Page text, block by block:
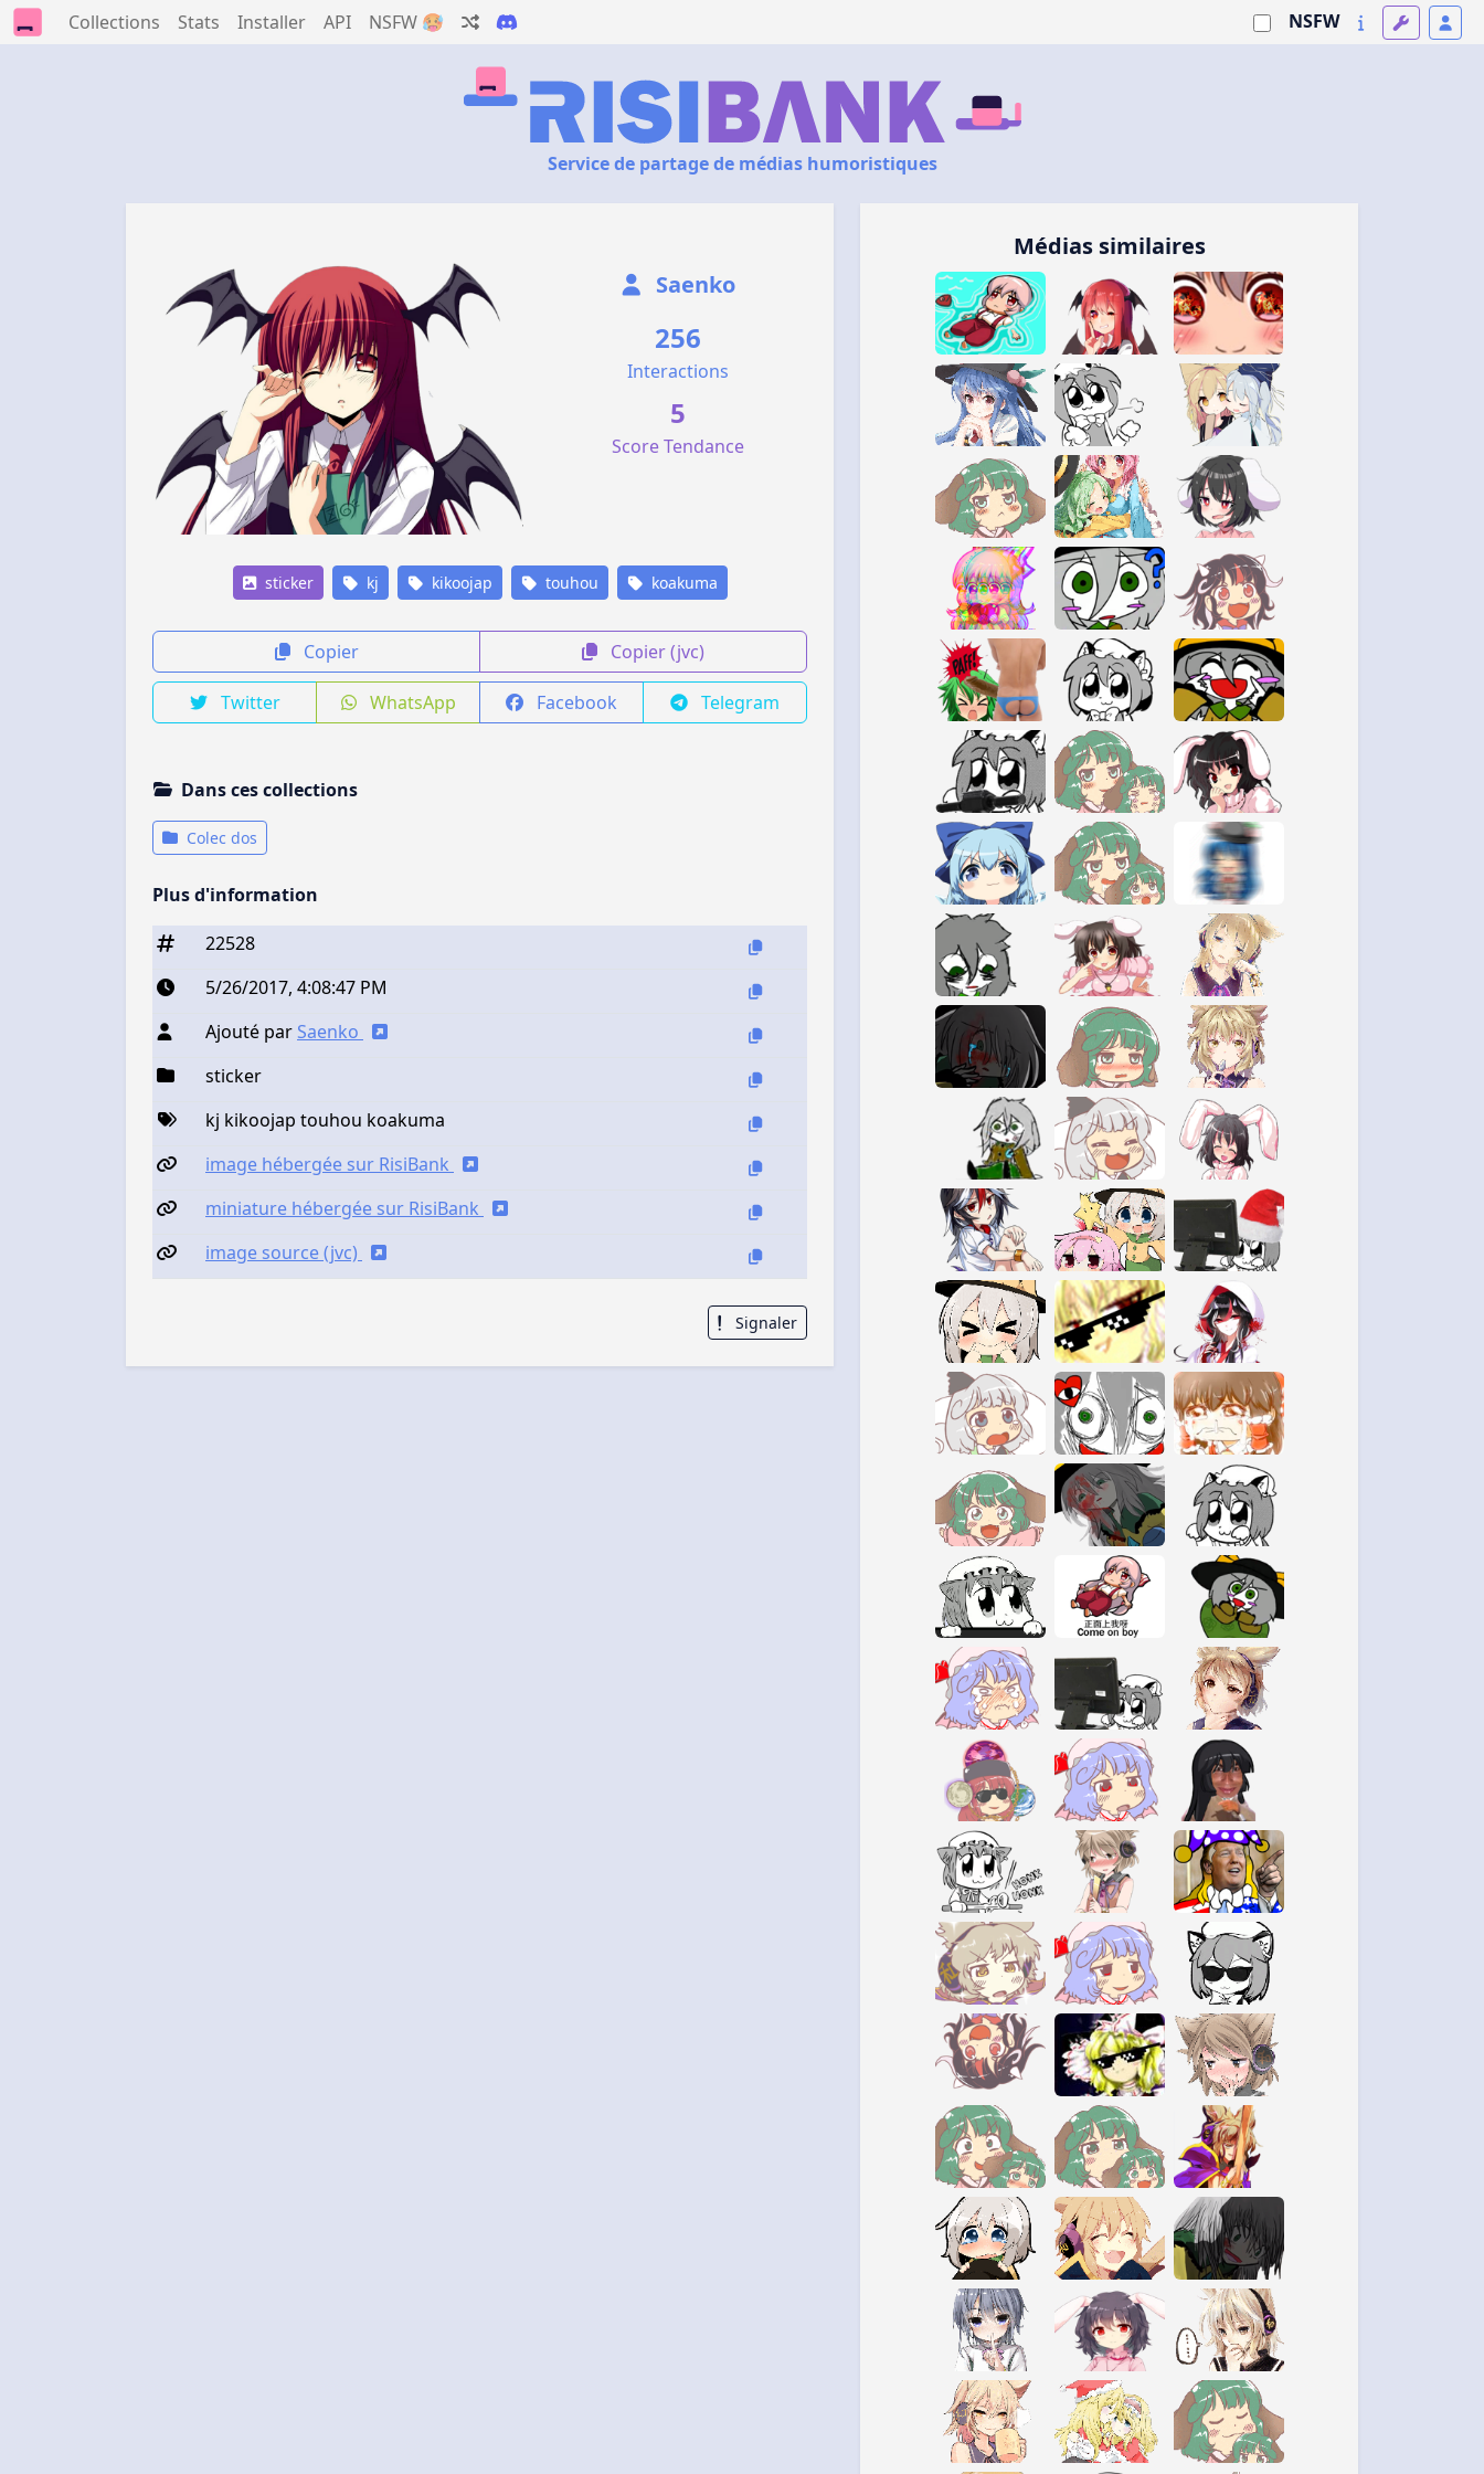
Collections Stats Installer API NSFW 🥵 NSFW
Service de partage de médias humoristiques
Saenko
256
Interactions
5
Score Tendance
sticker kj kikoojap touhou koakuma
Copier Copier (jvc)
Twitter WhatsApp Facebook Telegram
Dans ces collections
Colec dos
Plus d'information
22528
5/26/2017, 4:08:47 PM
Ajouté par Saenko
sticker
kj kikoojap touhou koakuma
image hébergée sur RisiBank
miniature hébergée sur RisiBank
image source (jvc)
Signaler
Médias similaires